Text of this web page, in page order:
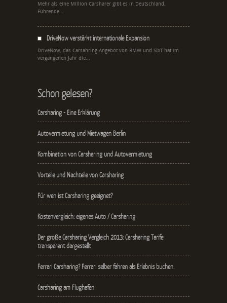
Mehr als eine Million Carsharer gibt es in Deutschland.
Führende...
DriveNow verstärkt internationale Expansion
DriveNow, das Carsahring-Angebot von BMW und SIXT hat im
vergangenen Jahr die...
Schon gelesen?
Carsharing - Eine Erklärung
Autovermietung und Mietwagen Berlin
Kombination von Carsharing und Autovermietung
Vorteile und Nachteile von Carsharing
Für wen ist Carsharing geeignet?
Kostenvergleich: eigenes Auto / Carsharing
Der große Carsharing Vergleich 2013: Carsharing Tarife
transparent dargestellt
Ferrari Carsharing? Ferrari selber fahren als Erlebnis buchen.
Carsharing am Flughafen